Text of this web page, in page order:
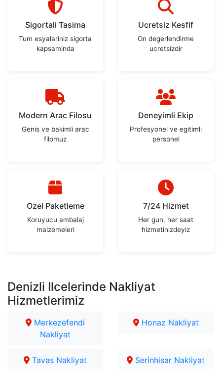
Sigortali Tasima
Tum esyalariniz sigorta
kapsaminda
Ucretsiz Kesfif
On degerlendirme
ucretsizdir
Modern Arac Filosu
Genis ve bakimli arac
filomuz
Deneyimli Ekip
Profesyonel ve egitimli
personel
Ozel Paketleme
Koruyucu ambalaj
malzemeleri
7/24 Hizmet
Her gun, her saat
hizmetinizdeyiz
Denizli Ilcelerinde Nakliyat
Hizmetlerimiz
Merkezefendi
Nakliyat
Honaz Nakliyat
Tavas Nakliyat Serinhisar Nakliyat